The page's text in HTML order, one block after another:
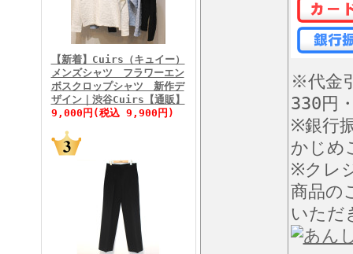
FINEBOYS2026年4月号
FINEBOYS2026年3月号
【新着】Cuirs（キュイー）
メンズシャツ フラワーエン
ボスクロップシャツ 新作デ
ザイン｜渋谷Cuirs【通販】
9,000円(税込 9,900円)
※代金
330円
※銀行
かじめ
※クレ
商品の
いただ